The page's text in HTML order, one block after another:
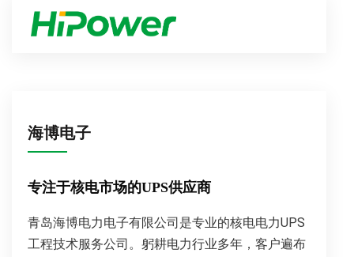
海博电子
专注于核电市场的UPS供应商
青岛海博电力电子有限公司是专业的核电电力UPS
工程技术服务公司。躬耕电力行业多年，客户遍布